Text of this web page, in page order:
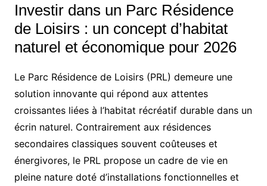
Investir dans un Parc Résidence
de Loisirs : un concept d’habitat
naturel et économique pour 2026
Le Parc Résidence de Loisirs (PRL) demeure une
solution innovante qui répond aux attentes
croissantes liées à l’habitat récréatif durable dans un
écrin naturel. Contrairement aux résidences
secondaires classiques souvent coûteuses et
énergivores, le PRL propose un cadre de vie en
pleine nature doté d’installations fonctionnelles et